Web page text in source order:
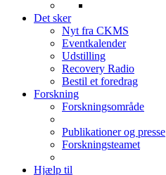
Det sker
Nyt fra CKMS
Eventkalender
Udstilling
Recovery Radio
Bestil et foredrag
Forskning
Forskningsområde
Publikationer og presse
Forskningsteamet
Hjælp til